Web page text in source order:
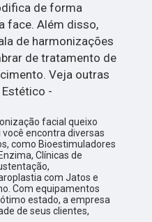
de forma
face. Além disso,
de harmonizações
de tratamento de
Veja outras
-
facial queixo
encontra diversas
como Bioestimuladores
Clínicas de
com Jatos e
Com equipamentos
estado, a empresa
de seus clientes,